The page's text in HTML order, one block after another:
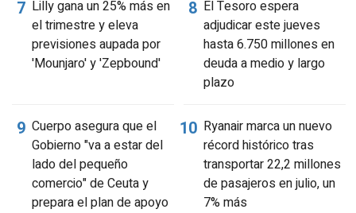
Lilly gana un 25% más en
el trimestre y eleva
previsiones aupada por
'Mounjaro' y 'Zepbound'
El Tesoro espera
adjudicar este jueves
hasta 6.750 millones en
deuda a medio y largo
plazo
Cuerpo asegura que el
Gobierno "va a estar del
lado del pequeño
comercio" de Ceuta y
prepara el plan de apoyo
Ryanair marca un nuevo
récord histórico tras
transportar 22,2 millones
de pasajeros en julio, un
7% más